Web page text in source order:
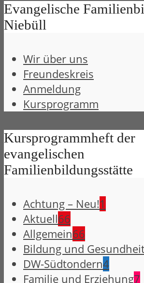
Evangelische
Niebüll
Wir über uns
Freundeskreis
Anmeldung
Kursprogramm
Kursprogrammheft der
evangelischen
Familienbildungsstätte
Achtung – Neu!1
Aktuell66
Allgemein66
Bildung und
DW-Südtondern4
Familie und Erziehung7